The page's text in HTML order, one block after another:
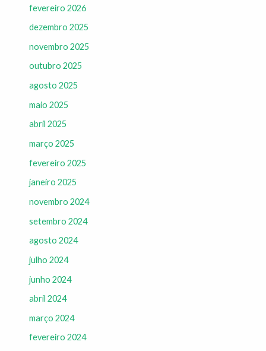
fevereiro 2026
dezembro 2025
novembro 2025
outubro 2025
agosto 2025
maio 2025
abril 2025
março 2025
fevereiro 2025
janeiro 2025
novembro 2024
setembro 2024
agosto 2024
julho 2024
junho 2024
abril 2024
março 2024
fevereiro 2024